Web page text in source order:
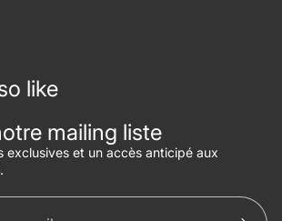
like
mailing liste
exclusives et un accès anticipé aux